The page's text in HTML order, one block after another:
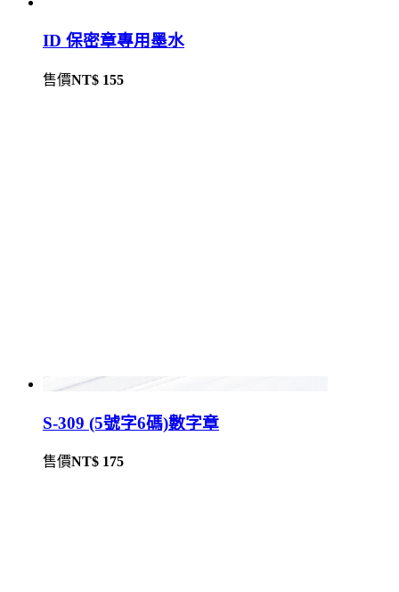
ID 保密章專用墨水
售價NT$ 155
S-309 (5號字6碼)數字章
售價NT$ 175